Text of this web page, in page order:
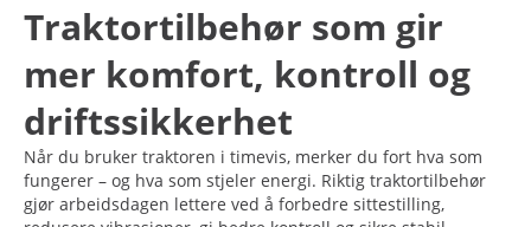
Traktortilbehør som gir
mer komfort, kontroll og
driftssikkerhet
Når du bruker traktoren i timevis, merker du fort hva som
fungerer – og hva som stjeler energi. Riktig traktortilbehør
gjør arbeidsdagen lettere ved å forbedre sittestilling,